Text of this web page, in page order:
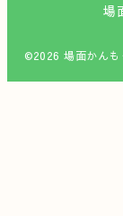
場
©2026場面かん